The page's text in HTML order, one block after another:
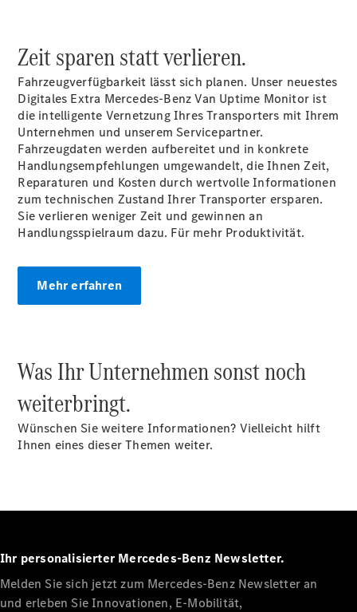
Alle Vito
Vito
Kastenwagen
Vito Mixto
Vito Tourer
Konfigurator
Probefahrt
Mercedes-
Benz Store
Marco Polo
Alle Vans
Marco Polo
Horizon
Marco Polo
Mercedes-
Zeit sparen statt verlieren.
Fahrzeugverfügbarkeit lässt sich planen. Unser neuestes
Digitales Extra Mercedes-Benz Van Uptime Monitor ist
die intelligente Vernetzung Ihres Transporters mit Ihrem
Unternehmen und unserem Servicepartner.
Fahrzeugdaten werden aufbereitet und in konkrete
Handlungsempfehlungen umgewandelt, die Ihnen Zeit,
Reparaturen und Kosten durch wertvolle Informationen
zum technischen Zustand Ihrer Transporter ersparen.
Sie verlieren weniger Zeit und gewinnen an
Handlungsspielraum dazu. Für mehr Produktivität.
Mehr erfahren
Was Ihr Unternehmen sonst noch
weiterbringt.
Wünschen Sie weitere Informationen? Vielleicht hilft
Ihnen eines dieser Themen weiter.
Ihr personalisierter Mercedes-Benz Newsletter.
Melden Sie sich jetzt zum Mercedes-Benz Newsletter an
und erleben Sie Innovationen, E-Mobilität,